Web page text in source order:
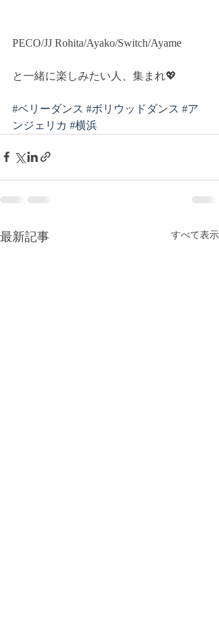
PECO/JJ Rohita/Ayako/Switch/Ayame
と一緒に楽しみたい人、集まれ💖
#ベリーダンス #ボリウッドダンス #ア
ンジェリカ #横浜
最新記事 すべて表示